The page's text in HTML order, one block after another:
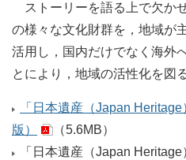
ストーリーを語る上で欠か
の様々な文化財群を，地域が
活用し，国内だけでなく海外
とにより，地域の活性化を図
「日本遺産（Japan
版）
（5.6MB）
「日本遺産（Japan